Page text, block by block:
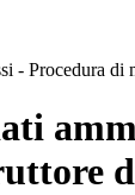
- Procedura